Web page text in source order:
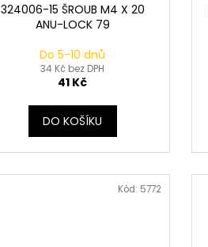
324006-15 ŠROUB M4 X 20
ANU-LOCK 79
Do 5-10 dnů
34 Kč bez DPH
41 Kč
DO KOŠÍKU
Kód: 5772